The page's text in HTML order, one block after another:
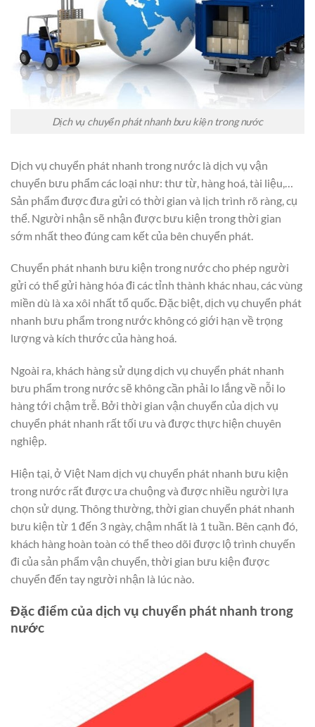
Dịch vụ chuyển phát nhanh bưu kiện trong nước
Dịch vụ chuyển phát nhanh trong nước là dịch vụ vận
chuyển bưu phẩm các loại như: thư từ, hàng hoá, tài liệu,…
Sản phẩm được đưa gửi có thời gian và lịch trình rõ ràng, cụ
thể. Người nhận sẽ nhận được bưu kiện trong thời gian
sớm nhất theo đúng cam kết của bên chuyển phát.
Chuyển phát nhanh bưu kiện trong nước cho phép người
gửi có thể gửi hàng hóa đi các tỉnh thành khác nhau, các vùng
miền dù là xa xôi nhất tổ quốc. Đặc biệt, dịch vụ chuyển phát
nhanh bưu phẩm trong nước không có giới hạn về trọng
lượng và kích thước của hàng hoá.
Ngoài ra, khách hàng sử dụng dịch vụ chuyển phát nhanh
bưu phẩm trong nước sẽ không cần phải lo lắng về nỗi lo
hàng tới chậm trễ. Bởi thời gian vận chuyển của dịch vụ
chuyển phát nhanh rất tối ưu và được thực hiện chuyên
nghiệp.
Hiện tại, ở Việt Nam dịch vụ chuyển phát nhanh bưu kiện
trong nước rất được ưa chuộng và được nhiều người lựa
chọn sử dụng. Thông thường, thời gian chuyển phát nhanh
bưu kiện từ 1 đến 3 ngày, chậm nhất là 1 tuần. Bên cạnh đó,
khách hàng hoàn toàn có thể theo dõi được lộ trình chuyến
đi của sản phẩm vận chuyển, thời gian bưu kiện được
chuyển đến tay người nhận là lúc nào.
Đặc điểm của dịch vụ chuyển phát nhanh trong
nước